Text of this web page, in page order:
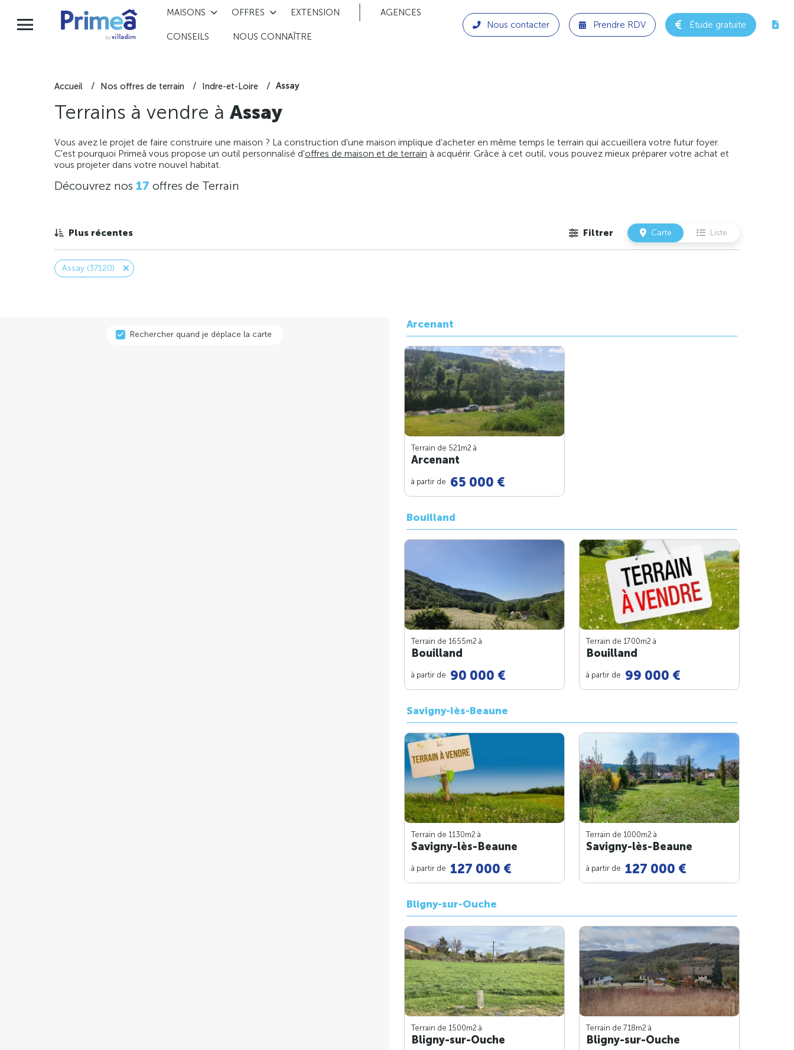
MAISONS OFFRES EXTENSION AGENCES
CONSEILS NOUS CONNAÎTRE
Nous contacter Prendre RDV Étude gratuite
Accueil Nos offres de terrain Indre-et-Loire Assay
Terrains à vendre à Assay
Vous avez le projet de faire construire une maison ? La construction d'une maison implique d'acheter en même temps le terrain qui accueillera votre futur foyer.
C'est pourquoi Primeâ vous propose un outil personnalisé d'offres de maison et de terrain à acquérir. Grâce à cet outil, vous pouvez mieux préparer votre achat et
vous projeter dans votre nouvel habitat.
Découvrez nos 17 offres de Terrain
Plus récentes Filtrer Carte Liste
Assay (37120)
Rechercher quand je déplace la carte
Arcenant
Terrain de 521m2 à
Arcenant
à partir de 65 000 €
Bouilland
Terrain de 1655m2 à
Bouilland
à partir de 90 000 €
Terrain de 1700m2 à
Bouilland
à partir de 99 000 €
Savigny-lès-Beaune
Terrain de 1130m2 à
Savigny-lès-Beaune
à partir de 127 000 €
Terrain de 1000m2 à
Savigny-lès-Beaune
à partir de 127 000 €
Bligny-sur-Ouche
Terrain de 1500m2 à
Bligny-sur-Ouche
Terrain de 718m2 à
Bligny-sur-Ouche